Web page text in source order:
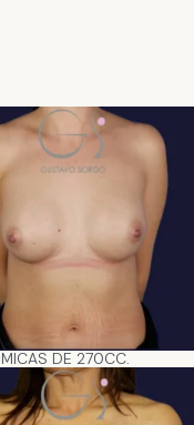
DE 270CC.